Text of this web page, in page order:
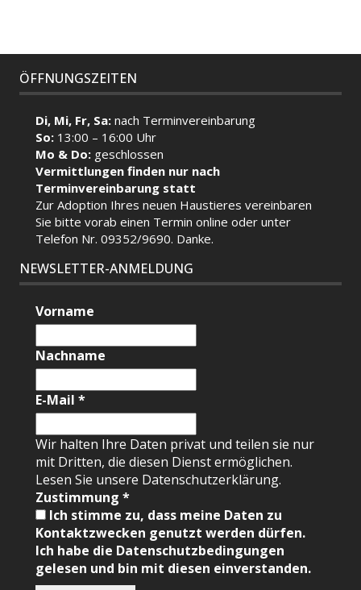
ÖFFNUNGSZEITEN
Di, Mi, Fr, Sa:nach Terminvereinbarung
So: 13:00 – 16:00 Uhr
Mo & Do: geschlossen
Vermittlungen finden nur nach
Terminvereinbarung statt
Zur Adoption Ihres neuen Haustieres vereinbaren
Sie bitte vorab einen Terminonline oder unter
Telefon Nr. 09352/9690. Danke.
NEWSLETTER-ANMELDUNG
Vorname
Nachname
E-Mail*
Wir halten Ihre Daten privat und teilen sie nur
mit Dritten, die diesen Dienst ermöglichen.
Lesen Sie unsere Datenschutzerklärung.
Zustimmung*
Ich stimme zu, dass meine Daten zu
Kontaktzwecken genutzt werden dürfen.
Ich habe die Datenschutzbedingungen
gelesen und bin mit diesen einverstanden.